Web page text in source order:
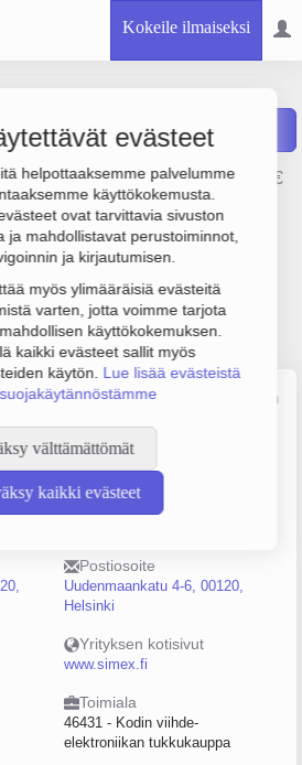
Kokeile ilmaiseksi
evästeet
helpottaaksemme palvelumme
käyttökokemusta.
ovat tarvittavia sivuston
ja mahdollistavat perustoiminnot,
ja kirjautumisen.
myös ylimääräisiä evästeitä
varten, jotta voimme tarjota
käyttökokemuksen.
kaikki evästeet sallit myös
käytön. Lue lisää evästeistä
välttämättömät
kaikki evästeet
Oy Raportit
on 5.5 milj. €, tulos 160 000 €
päätoimiala on Kodin viihde-
perustamisvuosi 1978 ja sijainti
Osakeyhtiö (OY).
Päättäjätiedot
Lähde: YTJ, PRH, Traficom
Henkilöstömäärä
5–9
Postiosoite
Uudenmaankatu 4-6, 00120,
Helsinki
Yrityksen kotisivut
www.simex.fi
Toimiala
46431 - Kodin viihde-
elektroniikan tukkukauppa